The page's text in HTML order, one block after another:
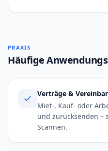
PRAXIS
Häufige
Verträge &
Miet-, Kauf- oder
und zurücksenden –
Scannen.